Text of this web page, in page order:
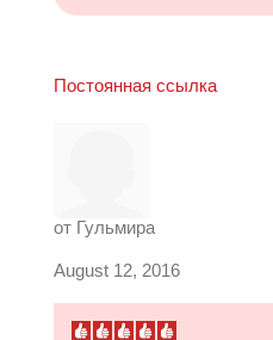
Постоянная ссылка
от Гульмира
August 12, 2016